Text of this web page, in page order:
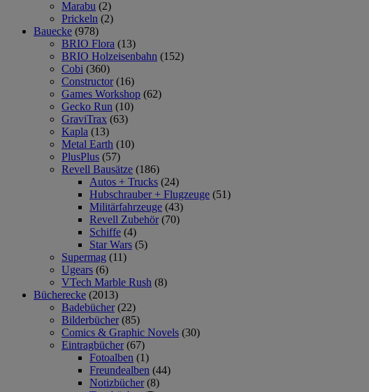
Marabu (2)
Prickeln (2)
Bauecke (978)
BRIO Flora (13)
BRIO Holzeisenbahn (152)
Cobi (360)
Constructor (16)
Games Workshop (62)
Gecko Run (10)
GraviTrax (63)
Kapla (13)
Metal Earth (10)
PlusPlus (57)
Revell Bausätze (186)
Autos + Trucks (24)
Hubschrauber + Flugzeuge (51)
Militärfahrzeuge (43)
Revell Zubehör (70)
Schiffe (4)
Star Wars (5)
Supermag (11)
Ugears (6)
VTech Marble Rush (8)
Bücherecke (2013)
Badebücher (22)
Bilderbücher (85)
Comics & Graphic Novels (30)
Eintragbücher (67)
Fotoalben (1)
Freundealben (44)
Notizbücher (8)